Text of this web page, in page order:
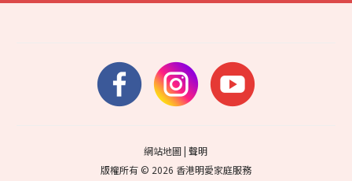
網站地圖|聲明
版權所有 © 2026 香港明愛家庭服務